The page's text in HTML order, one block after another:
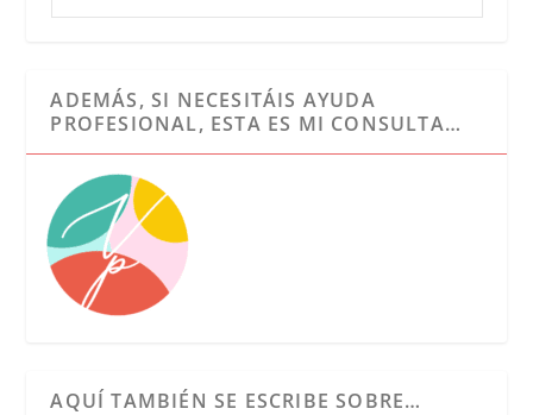
ADEMÁS, SI NECESITÁIS AYUDA
PROFESIONAL, ESTA ES MI CONSULTA…
AQUÍ TAMBIÉN SE ESCRIBE SOBRE…